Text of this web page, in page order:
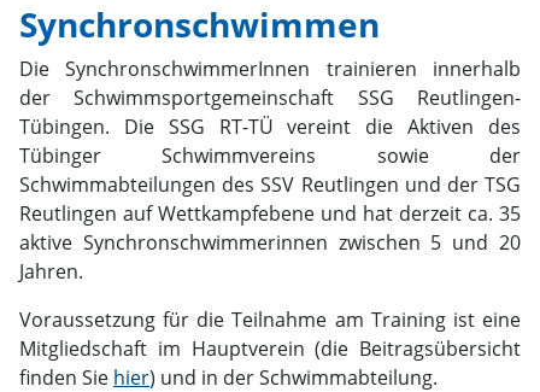
Synchronschwimmen
Die SynchronschwimmerInnen trainieren innerhalb
der Schwimmsportgemeinschaft SSG Reutlingen-
Tübingen. Die SSG RT-TÜ vereint die Aktiven des
Tübinger Schwimmvereins sowie der
Schwimmabteilungen des SSV Reutlingen und der TSG
Reutlingen auf Wettkampfebene und hat derzeit ca. 35
aktive Synchronschwimmerinnen zwischen 5 und 20
Jahren.
Voraussetzung für die Teilnahme am Training ist eine
Mitgliedschaft im Hauptverein (die Beitragsübersicht
finden Sie hier) und in der Schwimmabteilung.